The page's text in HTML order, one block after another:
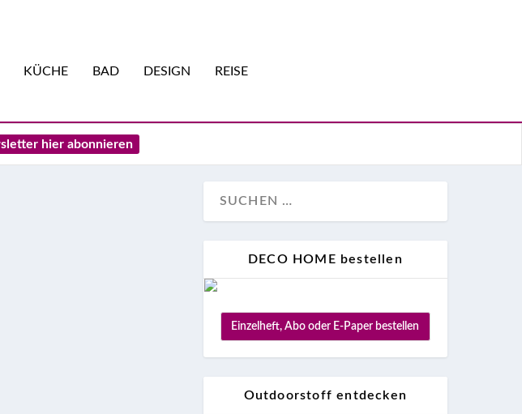
KÜCHE BAD DESIGN REISE
hier abonnieren
DECO HOME bestellen
Einzelheft, Abo oder E-Paper bestellen
Outdoorstoff entdecken